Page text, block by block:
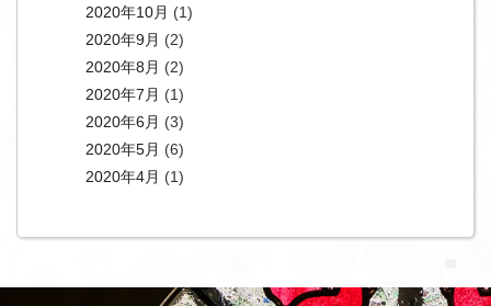
2020年10月 (1)
2020年9月 (2)
2020年8月 (2)
2020年7月 (1)
2020年6月 (3)
2020年5月 (6)
2020年4月 (1)